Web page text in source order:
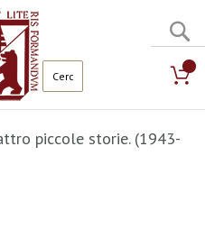
piccole storie. (1943-